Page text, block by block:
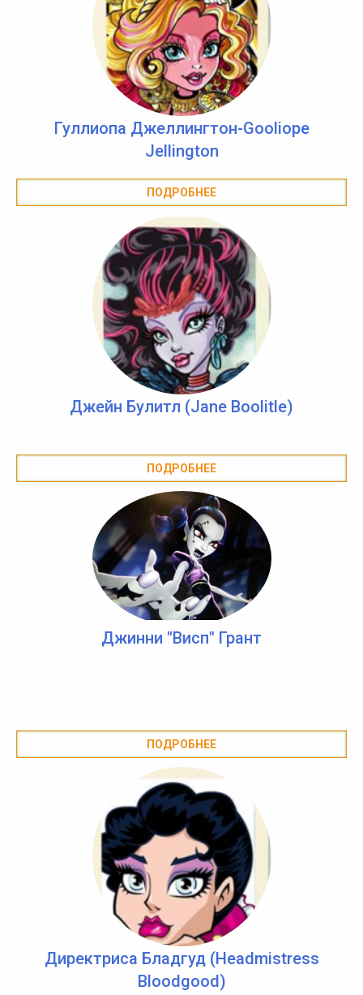
Гуллиопа Джеллингтон-Gooliope
Jellington
ПОДРОБНЕЕ
Джейн Булитл (Jane Boolitle)
ПОДРОБНЕЕ
Джинни "Висп" Грант
ПОДРОБНЕЕ
Директриса Бладгуд (Headmistress
Bloodgood)